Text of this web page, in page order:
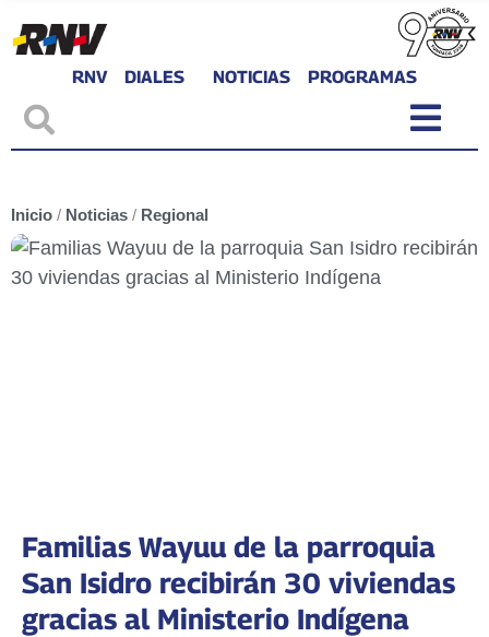
RNV DIALES NOTICIAS PROGRAMAS
Inicio / Noticias / Regional
Familias Wayuu de la parroquia
San Isidro recibirán 30 viviendas
gracias al Ministerio Indígena